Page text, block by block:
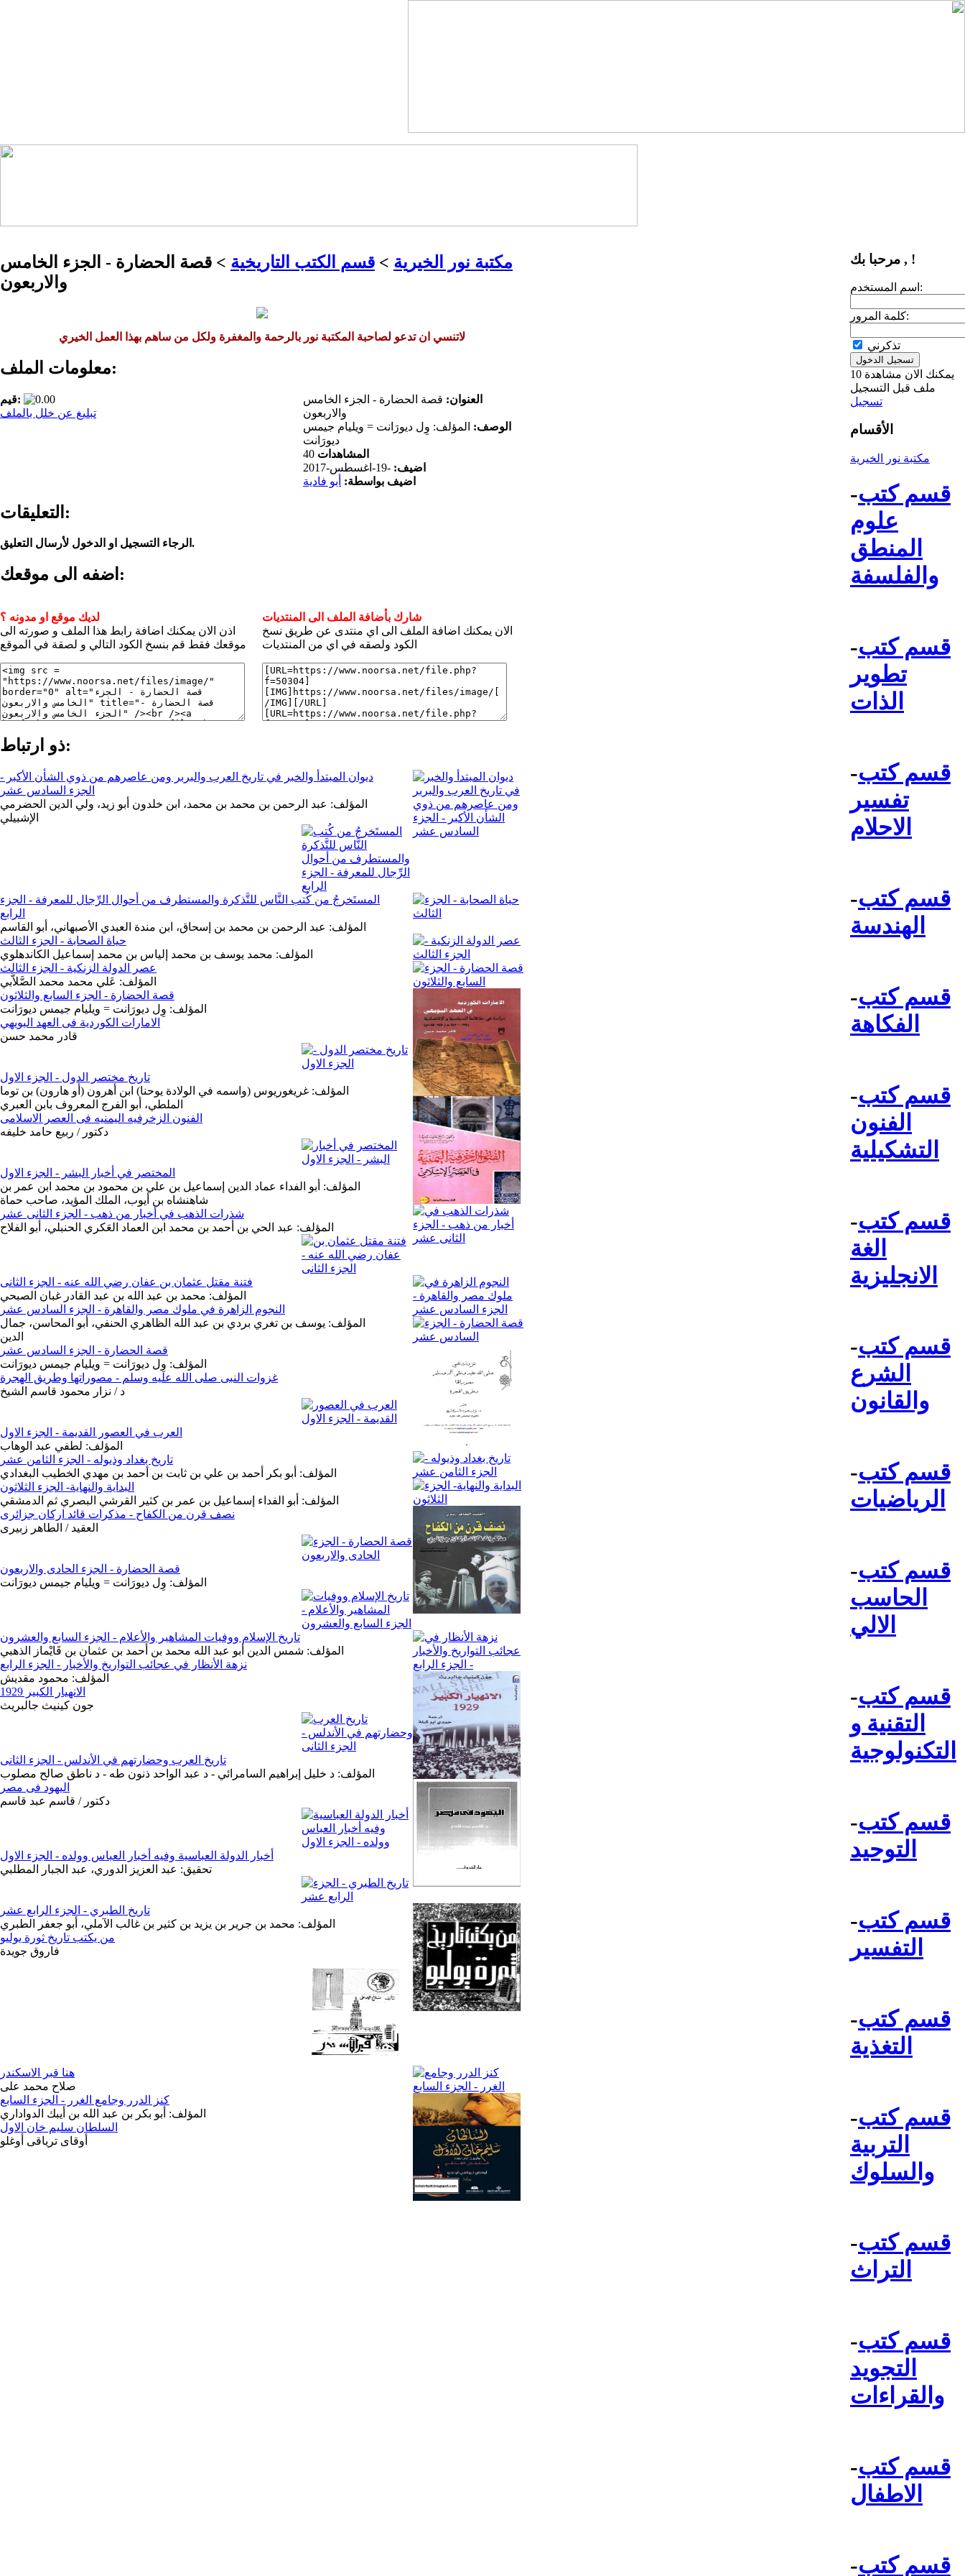
مرحبا بك , !
اسم المستخدم:
كلمة المرور:
تذكرني
يمكنك الان مشاهدة 10
ملف قبل التسجيل
تسجيل
الأقسام
مكتبة نور الخيرية
-قسم كتب
علوم
المنطق
والفلسفة
-قسم كتب
تطوير
الذات
-قسم كتب
تفسير
الاحلام
-قسم كتب
الهندسة
-قسم كتب
الفكاهة
-قسم كتب
الفنون
التشكيلية
-قسم كتب
الغة
الانجليزية
-قسم كتب
الشرع
والقانون
-قسم كتب
الرياضيات
-قسم كتب
الحاسب
الالي
-قسم كتب
التقنية و
التكنولوجية
-قسم كتب
التوحيد
-قسم كتب
التفسير
-قسم كتب
التغذية
-قسم كتب
التربية
والسلوك
-قسم كتب
التراث
-قسم كتب
التجويد
والقراءات
-قسم كتب
الاطفال
-قسم كتب
مكتبة نور الخيرية > قسم الكتب التاريخية > قصة الحضارة - الجزء الخامس
والاربعون
لاتنسي ان تدعو لصاحبة المكتبة نور بالرحمة والمغفرة ولكل من ساهم بهذا العمل الخيري
معلومات الملف:
العنوان: قصة الحضارة - الجزء الخامس
والاربعون
الوصف: المؤلف: وِل ديورَانت = ويليام جيمس
ديورَانت
المشاهدات
اضيف: -19-اغسطس-2017
اضيف بواسطة: أبو فادية
قيم:
تبليغ عن خلل بالملف
التعليقات:
الرجاء التسجيل او الدخول لأرسال التعليق.
اضفه الى موقعك:
لديك موقع او مدونه ؟
اذن الان يمكنك اضافة رابط هذا الملف و صورته الى
موقعك فقط قم بنسخ الكود التالي و لصقة في الموقع
شارك بأضافة الملف الى المنتديات
الان يمكنك اضافة الملف الى اي منتدى عن طريق نسخ
الكود ولصقه في اي من المنتديات
ذو ارتباط:
ديوان المبتدأ والخبر في تاريخ العرب والبربر ومن عاصرهم من ذوي الشأن الأكبر -
الجزء السادس عشر
المؤلف: عبد الرحمن بن محمد بن محمد، ابن خلدون أبو زيد، ولي الدين الحضرمي
الإشبيلي
المستَخرجُ من كُتب النَّاس للتَّذكرة والمستطرف من أحوال الرِّجال للمعرفة - الجزء
الرابع
المؤلف: عبد الرحمن بن محمد بن إسحاق، ابن مندة العبدي الأصبهاني، أبو القاسم
حياة الصحابة - الجزء الثالث
المؤلف: محمد يوسف بن محمد إلياس بن محمد إسماعيل الكاندهلوي
عصر الدولة الزنكية - الجزء الثالث
المؤلف: عَلي محمد محمد الصَّلاَّبي
قصة الحضارة - الجزء السابع والثلاثون
المؤلف: وِل ديورَانت = ويليام جيمس ديورَانت
الامارات الكوردية فى العهد البويهي
قادر محمد حسن
تاريخ مختصر الدول - الجزء الاول
المؤلف: غريغوريوس (واسمه في الولادة يوحنا) ابن أهرون (أو هارون) بن توما
الملطي، أبو الفرج المعروف بابن العبري
الفنون الزخرفيه اليمنيه فى العصر الاسلامى
دكتور / ربيع حامد خليفه
المختصر في أخبار البشر - الجزء الاول
المؤلف: أبو الفداء عماد الدين إسماعيل بن علي بن محمود بن محمد ابن عمر بن
شاهنشاه بن أيوب، الملك المؤيد، صاحب حماة
شذرات الذهب في أخبار من ذهب - الجزء الثانى عشر
المؤلف: عبد الحي بن أحمد بن محمد ابن العماد العَكري الحنبلي، أبو الفلاح
فتنة مقتل عثمان بن عفان رضي الله عنه - الجزء الثانى
المؤلف: محمد بن عبد الله بن عبد القادر غبان الصبحي
النجوم الزاهرة في ملوك مصر والقاهرة - الجزء السادس عشر
المؤلف: يوسف بن تغري بردي بن عبد الله الظاهري الحنفي، أبو المحاسن، جمال
الدين
قصة الحضارة - الجزء السادس عشر
المؤلف: وِل ديورَانت = ويليام جيمس ديورَانت
غزوات النبى صلى الله عليه وسلم - مصوراتها وطريق الهجرة
د / نزار محمود قاسم الشيخ
العرب في العصور القديمة - الجزء الاول
المؤلف: لطفي عبد الوهاب
تاريخ بغداد وذيوله - الجزء الثامن عشر
المؤلف: أبو بكر أحمد بن علي بن ثابت بن أحمد بن مهدي الخطيب البغدادي
البداية والنهاية- الجزء الثلاثون
المؤلف: أبو الفداء إسماعيل بن عمر بن كثير القرشي البصري ثم الدمشقي
نصف قرن من الكفاح - مذكرات قائد اركان جزائرى
العقيد / الطاهر زبيرى
قصة الحضارة - الجزء الحادى والاربعون
المؤلف: وِل ديورَانت = ويليام جيمس ديورَانت
تاريخ الإسلام ووفيات المشاهير والأعلام - الجزء السابع والعشرون
المؤلف: شمس الدين أبو عبد الله محمد بن أحمد بن عثمان بن قَايْماز الذهبي
نزهة الأنظار في عجائب التواريخ والأخبار - الجزء الرابع
المؤلف: محمود مقديش
الانهيار الكبير 1929
جون كينيث جالبريث
تاريخ العرب وحضارتهم في الأندلس - الجزء الثانى
المؤلف: د خليل إبراهيم السامرائي - د عبد الواحد ذنون طه - د ناطق صالح مصلوب
اليهود فى مصر
دكتور / قاسم عبد قاسم
أخبار الدولة العباسية وفيه أخبار العباس وولده - الجزء الاول
تحقيق: عبد العزيز الدوري، عبد الجبار المطلبي
تاريخ الطبري - الجزء الرابع عشر
المؤلف: محمد بن جرير بن يزيد بن كثير بن غالب الآملي، أبو جعفر الطبري
من يكتب تاريخ ثورة يوليو
فاروق جويدة
هنا قبر الاسكندر
صلاح محمد على
كنز الدرر وجامع الغرر - الجزء السابع
المؤلف: أبو بكر بن عبد الله بن أيبك الدواداري
السلطان سليم خان الاول
أوقاى ترياقى أوغلو